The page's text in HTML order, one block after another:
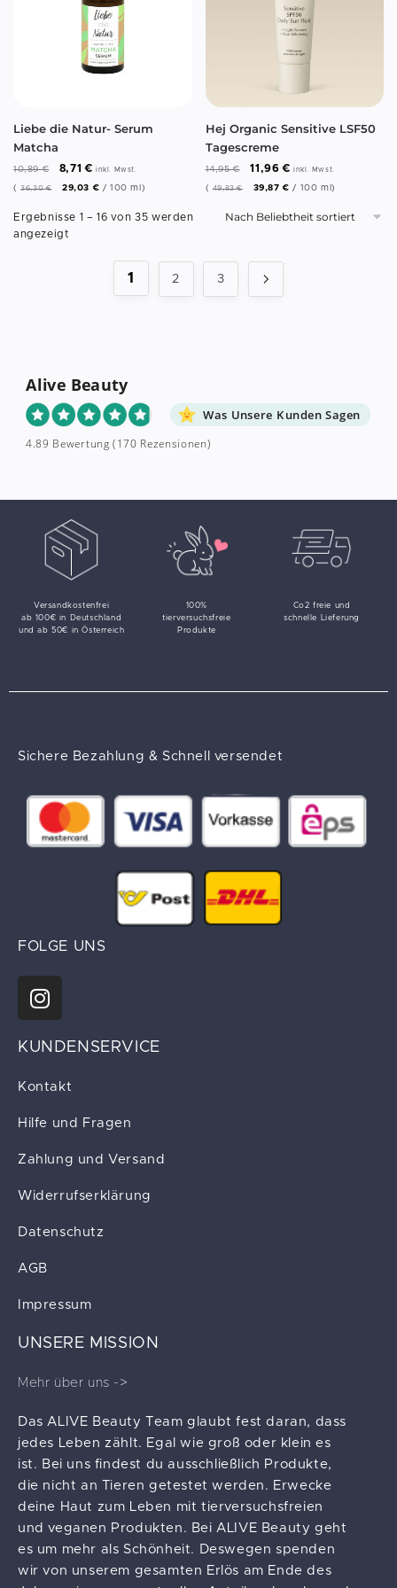
Liebe die Natur- Serum
Matcha
10,89€ 8,71€ inkl. Mwst.
(36,30€ 29,03€ /100 ml )
Hej Organic Sensitive LSF50
Tagescreme
14,95€ 11,96€ inkl. Mwst.
(49,83€ 39,87€ / 100 ml)
Ergebnisse 1 – 16 von 35 werden
angezeigt
1 2 3
Alive Beauty
Was Unsere Kunden Sagen
4.89 Bewertung (170 Rezensionen)
Versandkostenfrei
ab 100€ in Deutschland
und ab 50€ in Österreich
100%
tierversuchsfreie
Produkte
Co2 freie und
schnelle Lieferung
Sichere Bezahlung & Schnell versendet
FOLGE UNS
KUNDENSERVICE
Kontakt
Hilfe und Fragen
Zahlung und Versand
Widerrufserklärung
Datenschutz
AGB
Impressum
UNSERE MISSION
Mehr über uns ->
Das ALIVE Beauty Team glaubt fest daran, dass
jedes Leben zählt. Egal wie groß oder klein es
ist. Bei uns findest du ausschließlich Produkte,
die nicht an Tieren getestet werden. Erwecke
deine Haut zum Leben mit tierversuchsfreien
und veganen Produkten. Bei ALIVE Beauty geht
es um mehr als Schönheit. Deswegen spenden
wir von unserem gesamten Erlös am Ende des